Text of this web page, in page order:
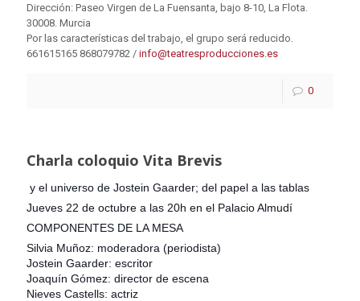
Dirección: Paseo Virgen de La Fuensanta, bajo 8-10, La Flota.
30008. Murcia
Por las características del trabajo, el grupo será reducido.
661615165 868079782 / info@teatresproducciones.es
0
Charla coloquio Vita Brevis
y el universo de Jostein Gaarder; del papel a las tablas
Jueves 22 de octubre a las 20h en el Palacio Almudí
COMPONENTES DE LA MESA
Silvia Muñoz: moderadora (periodista)
Jostein Gaarder: escritor
Joaquín Gómez: director de escena
Nieves Castells: actriz